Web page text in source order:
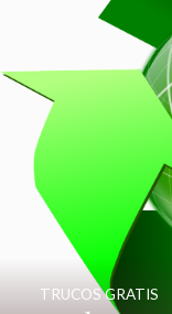
TRUCOS GRATIS